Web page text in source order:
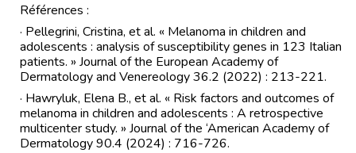
Références :
· Pellegrini, Cristina, et al. « Melanoma in children and
adolescents : analysis of susceptibility genes in 123 Italian
patients. » Journal of the European Academy of
Dermatology and Venereology 36.2 (2022) : 213-221.
· Hawryluk, Elena B., et al. « Risk factors and outcomes of
melanoma in children and adolescents : A retrospective
multicenter study. » Journal of the ‘American Academy of
Dermatology 90.4 (2024) : 716-726.